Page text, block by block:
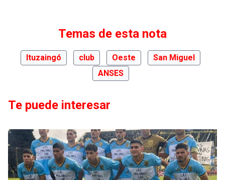
Temas de esta nota
Ituzaingó club Oeste
San Miguel
ANSES
Te puede interesar